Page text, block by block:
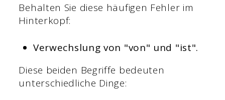
Behalten Sie diese häufigen Fehler im
Hinterkopf:
Verwechslung von "von" und "ist".
Diese beiden Begriffe bedeuten
unterschiedliche Dinge: